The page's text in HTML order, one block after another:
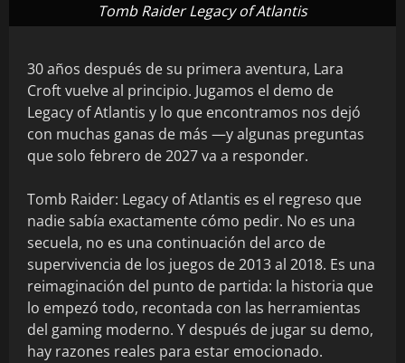
Tomb Raider Legacy of Atlantis
30 años después de su primera aventura, Lara
Croft vuelve al principio. Jugamos el demo de
Legacy of Atlantis y lo que encontramos nos dejó
con muchas ganas de más —y algunas preguntas
que solo febrero de 2027 va a responder.
Tomb Raider: Legacy of Atlantis es el regreso que
nadie sabía exactamente cómo pedir. No es una
secuela, no es una continuación del arco de
supervivencia de los juegos de 2013 al 2018. Es una
reimaginación del punto de partida: la historia que
lo empezó todo, recontada con las herramientas
del gaming moderno. Y después de jugar su demo,
hay razones reales para estar emocionado.